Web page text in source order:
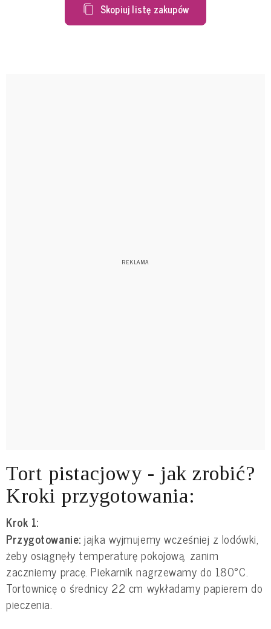
Skopiuj listę zakupów
Tort pistacjowy - jak zrobić?
Kroki przygotowania:
Krok 1:
Przygotowanie: jajka wyjmujemy wcześniej z lodówki,
żeby osiągnęły temperaturę pokojową, zanim
zaczniemy pracę. Piekarnik nagrzewamy do 180°C.
Tortownicę o średnicy 22 cm wykładamy papierem do
pieczenia.